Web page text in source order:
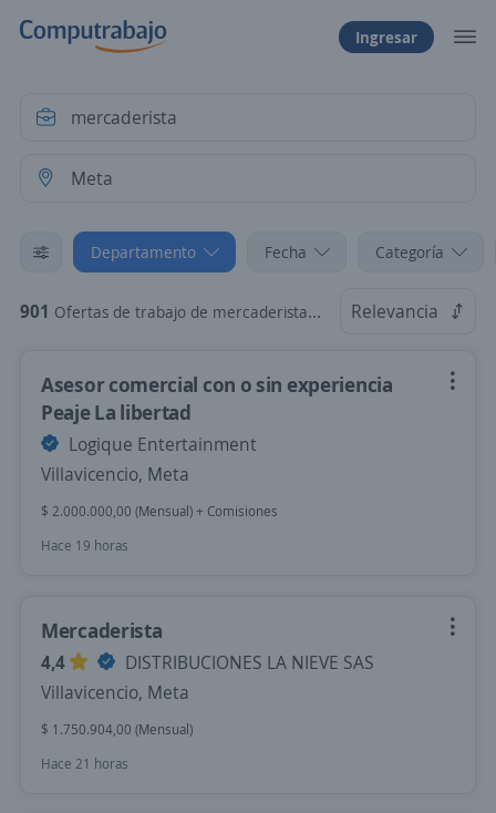
Ingresar
Departamento Fecha Categoría
901 Ofertas de trabajo de mercaderista en Meta Relevancia
Asesor comercial con o sin experiencia
Peaje La libertad
Logique Entertainment
Villavicencio, Meta
$ 2.000.000,00 (Mensual) + Comisiones
Hace 19 horas
Mercaderista
4,4
DISTRIBUCIONES LA NIEVE SAS
Villavicencio, Meta
$ 1.750.904,00 (Mensual)
Hace 21 horas